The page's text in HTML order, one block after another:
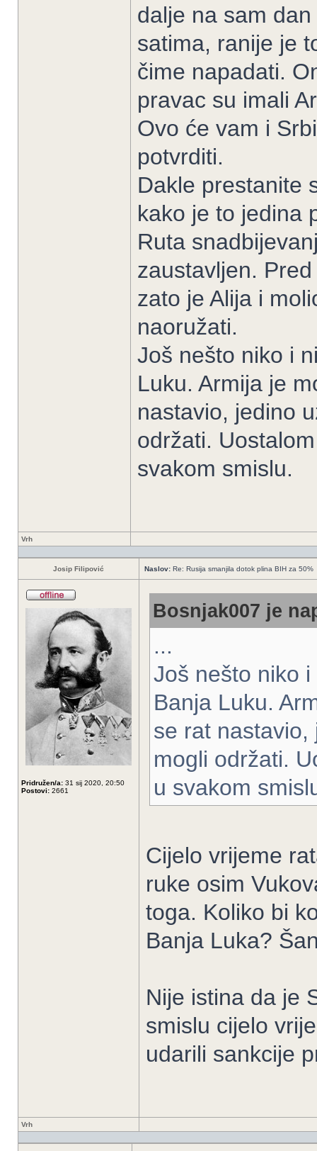
dalje na sam
satima, ranije je
čime napadati.
pravac su imali
Ovo će vam i
potvrditi.
Dakle prestanite
kako je to jedina
Ruta
zaustavljen.
zato je Alija i
naoružati.
Još nešto niko i
Luku. Armija je
nastavio, jedino
održati.
svakom smislu.
Vrh
Josip Filipović Naslov: Re: Rusija smanjila dotok plina BIH za 50%
Pridružen/a: 31 sij 2020, 20:50
Postovi: 2661
Bosnjak007 je
...
Još nešto niko
Banja Luku.
se rat
mogli održati.
u svakom
Cijelo vrijeme
ruke osim
toga. Koliko bi
Banja Luka?
Nije istina da je
smislu cijelo
udarili sankcije
Vrh